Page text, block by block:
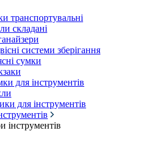
транспортувальні
складані
системи зберігання
сумки
для інструментів
для інструментів
інструментів